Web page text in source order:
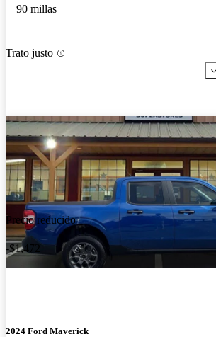
90 millas
Trato justo
Precio reducido
-$1,472
2024 Ford Maverick